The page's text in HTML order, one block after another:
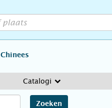
Chinees
Catalogi
Zoeken